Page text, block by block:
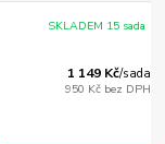
1 149 Kč/sada
950 Kč bez DPH
SKLADEM 15 sada